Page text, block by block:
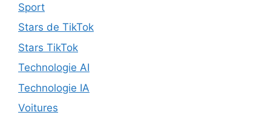
Sport
Stars de TikTok
Stars TikTok
Technologie AI
Technologie IA
Voitures